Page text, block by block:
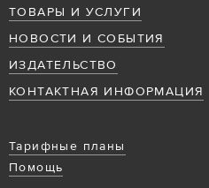
ТОВАРЫ И УСЛУГИ
НОВОСТИ И СОБЫТИЯ
ИЗДАТЕЛЬСТВО
КОНТАКТНАЯ ИНФОРМАЦИЯ
Тарифные планы
Помощь